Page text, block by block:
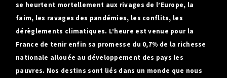
se heurtent mortellement aux rivages de l’Europe, la
faim, les ravages des pandémies, les conflits, les
dérèglements climatiques. L’heure est venue pour la
France de tenir enfin sa promesse du 0,7% de la richesse
nationale allouée au développement des pays les
pauvres. Nos destins sont liés dans un monde que nous